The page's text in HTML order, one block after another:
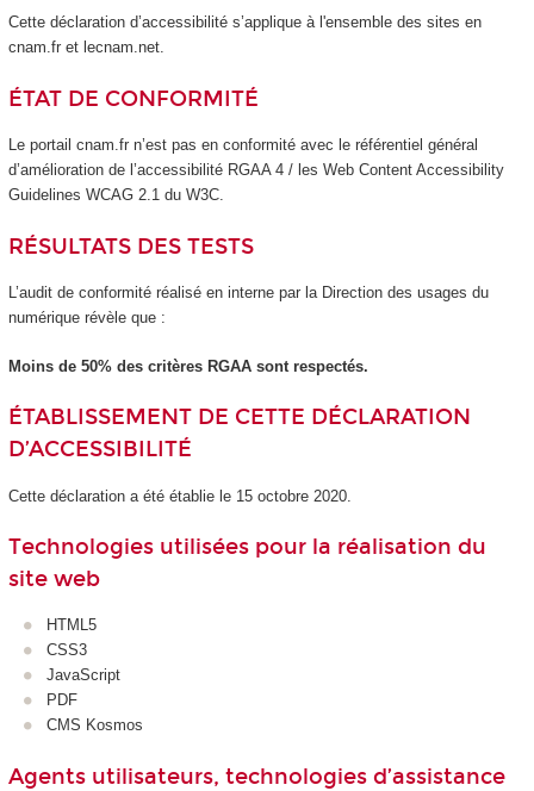
Cette déclaration d’accessibilité s’applique à l'ensemble des sites en
cnam.fr et lecnam.net.
ÉTAT DE CONFORMITÉ
Le portail cnam.fr n’est pas en conformité avec le référentiel général
d’amélioration de l’accessibilité RGAA 4 / les Web Content Accessibility
Guidelines WCAG 2.1 du W3C.
RÉSULTATS DES TESTS
L’audit de conformité réalisé en interne par la Direction des usages du
numérique révèle que :
Moins de 50% des critères RGAA sont respectés.
ÉTABLISSEMENT DE CETTE DÉCLARATION
D’ACCESSIBILITÉ
Cette déclaration a été établie le 15 octobre 2020.
Technologies utilisées pour la réalisation du
site web
HTML5
CSS3
JavaScript
PDF
CMS Kosmos
Agents utilisateurs, technologies d’assistance